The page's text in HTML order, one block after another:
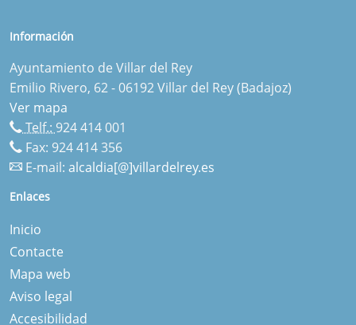
Información
Ayuntamiento de Villar del Rey
Emilio Rivero, 62 - 06192 Villar del Rey (Badajoz)
Ver mapa
Telf.: 924 414 001
Fax: 924 414 356
E-mail: alcaldia[@]villardelrey.es
Enlaces
Inicio
Contacte
Mapa web
Aviso legal
Accesibilidad